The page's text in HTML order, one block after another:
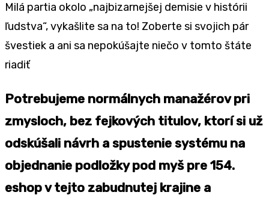
Milá partia okolo „najbizarnejšej demisie v histórii
ľudstva“, vykašlite sa na to! Zoberte si svojich pár
švestiek a ani sa nepokúšajte niečo v tomto štáte
riadiť
Potrebujeme normálnych manažérov pri
zmysloch, bez fejkových titulov, ktorí si už
odskúšali návrh a spustenie systému na
objednanie podložky pod myš pre 154.
eshop v tejto zabudnutej krajine a